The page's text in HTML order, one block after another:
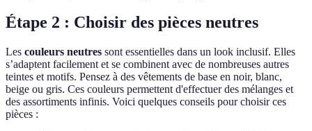
Étape 2 : Choisir des pièces neutres
Les couleurs neutres sont essentielles dans un look inclusif. Elles
s’adaptent facilement et se combinent avec de nombreuses autres
teintes et motifs. Pensez à des vêtements de base en noir, blanc,
beige ou gris. Ces couleurs permettent d'effectuer des mélanges et
des assortiments infinis. Voici quelques conseils pour choisir ces
pièces :